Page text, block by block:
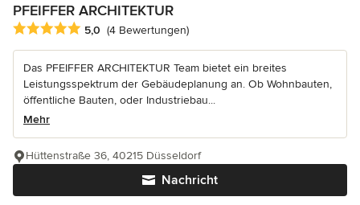
PFEIFFER ARCHITEKTUR
Durchschnittliche Bewertung: 5 von 5 Sternen
5,0 (4 Bewertungen)
Das PFEIFFER ARCHITEKTUR Team bietet ein breites
Leistungsspektrum der Gebäudeplanung an. Ob Wohnbauten,
öffentliche Bauten, oder Industriebau...
Mehr
Nachricht
Hüttenstraße 36, 40215 Düsseldorf